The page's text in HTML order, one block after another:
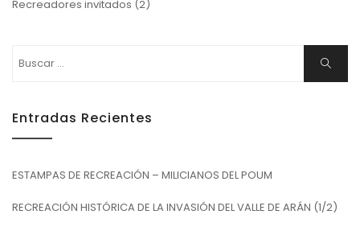
Recreadores invitados (2)
Buscar: Buscar
Entradas Recientes
ESTAMPAS DE RECREACIÓN – MILICIANOS DEL POUM
RECREACIÓN HISTÓRICA DE LA INVASIÓN DEL VALLE DE ARÁN (1/2)